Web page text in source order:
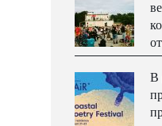
В